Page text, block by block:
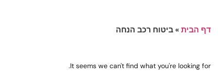
דף הבית»ביטוח רכב הנחה
It seems we can't find what you're looking for.